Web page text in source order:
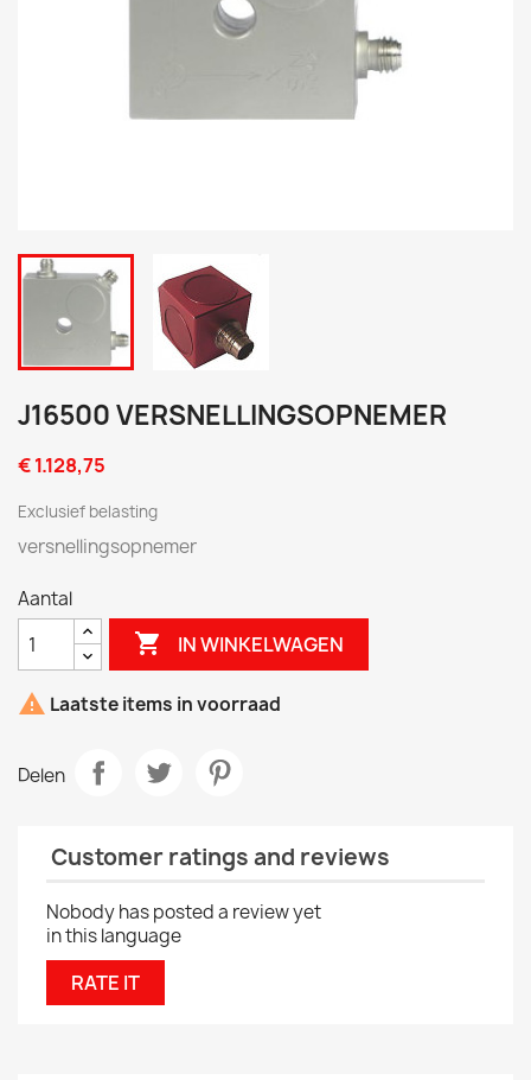
J16500 VERSNELLINGSOPNEMER
€ 1.128,75
Exclusief belasting
versnellingsopnemer
Aantal
 IN WINKELWAGEN
 Laatste items in voorraad
Delen
Customer ratings and reviews
Nobody has posted a review yet
in this language
RATE IT